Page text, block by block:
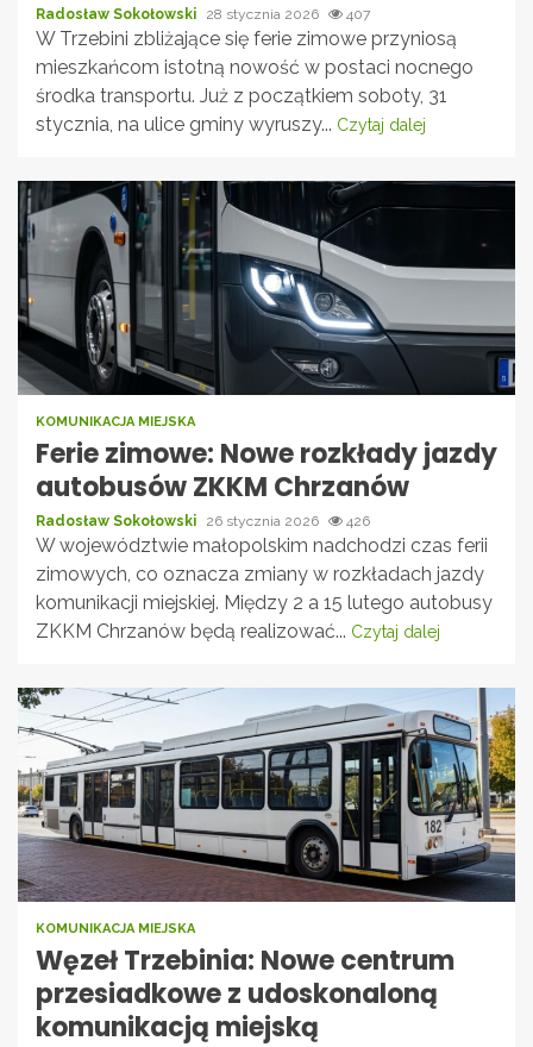
Radosław Sokołowski 28 stycznia 2026 407
W Trzebini zbliżające się ferie zimowe przyniosą
mieszkańcom istotną nowość w postaci nocnego
środka transportu. Już z początkiem soboty, 31
stycznia, na ulice gminy wyruszy... Czytaj dalej
KOMUNIKACJA MIEJSKA
Ferie zimowe: Nowe rozkłady jazdy
autobusów ZKKM Chrzanów
Radosław Sokołowski 26 stycznia 2026 426
W województwie małopolskim nadchodzi czas ferii
zimowych, co oznacza zmiany w rozkładach jazdy
komunikacji miejskiej. Między 2 a 15 lutego autobusy
ZKKM Chrzanów będą realizować... Czytaj dalej
KOMUNIKACJA MIEJSKA
Węzeł Trzebinia: Nowe centrum
przesiadkowe z udoskonaloną
komunikacją miejską